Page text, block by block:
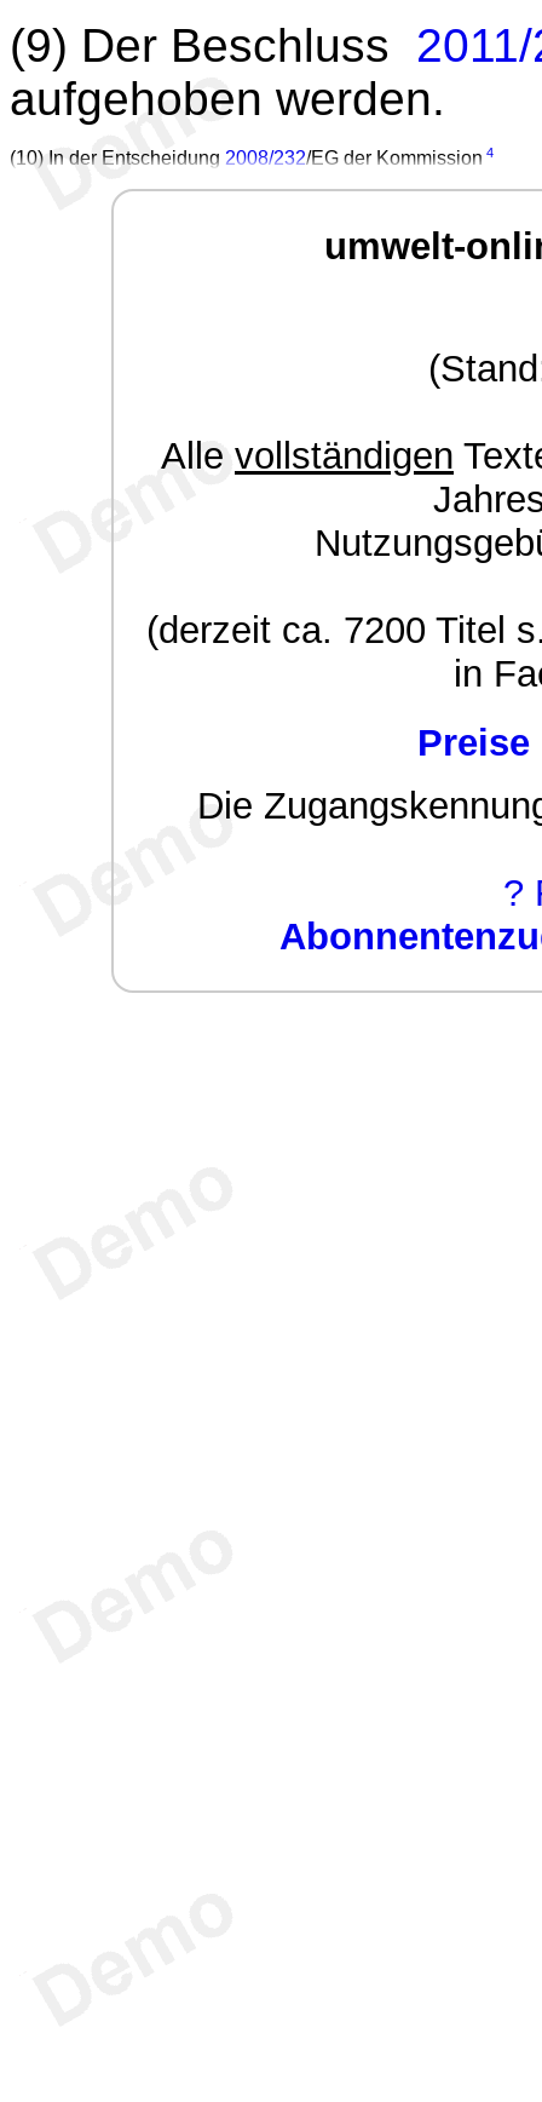
(9) Der Beschluss
aufgehoben werden.
(10) In der Entscheidung 2008/232/EG der Kommission 4
umwelt-
Alle vollständigen
(derzeit ca. 7200 Titel
in
Die
?